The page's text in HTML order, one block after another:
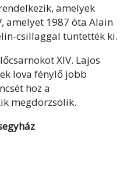
amelyek
amelyet 1987 óta Alain
csillaggal tüntették ki.
XIV. Lajos
lova fénylő jobb
hoz a
megdörzsölik.